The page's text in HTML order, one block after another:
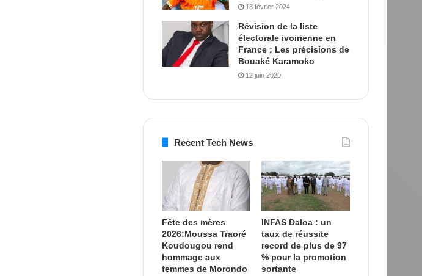
13 février 2024
Révision de la liste
électorale ivoirienne en
France : Les précisions de
Bouaké Karamoko
12 juin 2020
Recent Tech News
Fête des mères
2026:Moussa Traoré
Koudougou rend
hommage aux
femmes de Morondo
INFAS Daloa : un
taux de réussite
record de plus de 97
% pour la promotion
sortante